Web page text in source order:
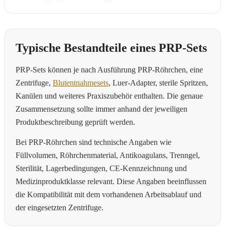
Typische Bestandteile eines PRP-Sets
PRP-Sets können je nach Ausführung PRP-Röhrchen, eine
Zentrifuge, Blutentnahmesets, Luer-Adapter, sterile Spritzen,
Kanülen und weiteres Praxiszubehör enthalten. Die genaue
Zusammensetzung sollte immer anhand der jeweiligen
Produktbeschreibung geprüft werden.
Bei PRP-Röhrchen sind technische Angaben wie
Füllvolumen, Röhrchenmaterial, Antikoagulans, Trenngel,
Sterilität, Lagerbedingungen, CE-Kennzeichnung und
Medizinproduktklasse relevant. Diese Angaben beeinflussen
die Kompatibilität mit dem vorhandenen Arbeitsablauf und
der eingesetzten Zentrifuge.